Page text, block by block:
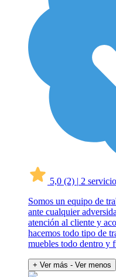
5,0 (2) | 2
Somos un equipo de
ante cualquier
atención al cliente y
hacemos todo tipo de
muebles todo dentro y
+ Ver más - Ver menos